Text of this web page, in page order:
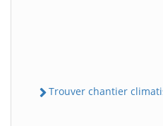
Trouver chantier